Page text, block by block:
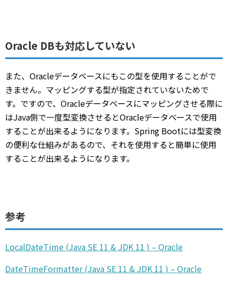
Oracle DBも対応していない
また、Oracleデータベースにもこの型を使用することがで
きません。マッピングする型が指定されていないためで
す。ですので、Oracleデータベースにマッピングさせる際に
はJava側で一度型変換させるとOracleデータベースで使用
することが出来るようになります。Spring Bootには型変換
の便利な仕組みがあるので、それを使用すると簡単に使用
することが出来るようになります。
参考
LocalDateTime (Java SE 11 & JDK 11 ) – Oracle
DateTimeFormatter (Java SE 11 & JDK 11 ) – Oracle